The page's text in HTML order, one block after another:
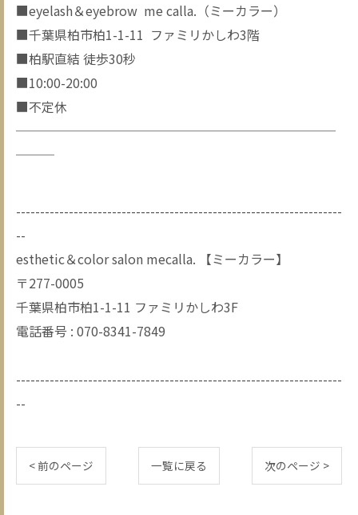
■eyelash＆eyebrow me calla.（ミーカラー）
■千葉県柏市柏1-1-11 ファミリかしわ3階
■柏駅直結 徒歩30秒
■10:00-20:00
■不定休
─────────────────────────
───
--------------------------------------------------------------------
--
esthetic＆color salon mecalla. 【ミーカラー】
〒277-0005
千葉県柏市柏1-1-11 ファミリかしわ3F
電話番号 : 070-8341-7849
--------------------------------------------------------------------
--
< 前のページ 一覧に戻る 次のページ >